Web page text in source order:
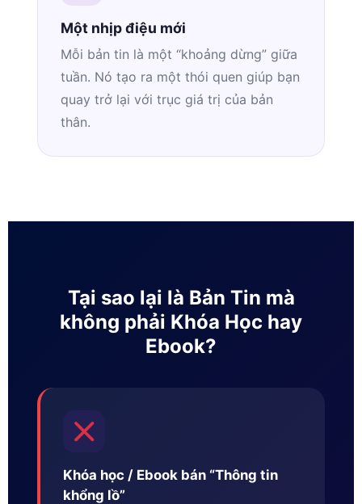
Một nhịp điệu mới
Mỗi bản tin là một “khoảng dừng” giữa
tuần. Nó tạo ra một thói quen giúp bạn
quay trở lại với trục giá trị của bản
thân.
Tại sao lại là Bản Tin mà
không phải Khóa Học hay
Ebook?
Khóa học / Ebook bán “Thông tin
khổng lồ”